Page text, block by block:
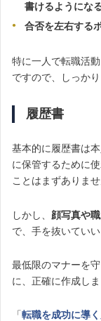
書けるようにな
合否を左右する
特に一人で転職活
ですので、しっか
履歴書
基本的に履歴書は
に保管するために
ことはまずありませ
しかし、 顔写真や
で、手を抜いてい
最低限のマナーを
に、正確に作成しま
「転職を成功に導